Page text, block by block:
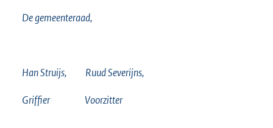
De gemeenteraad,
Han Struijs, Ruud Severijns,
Griffier Voorzitter